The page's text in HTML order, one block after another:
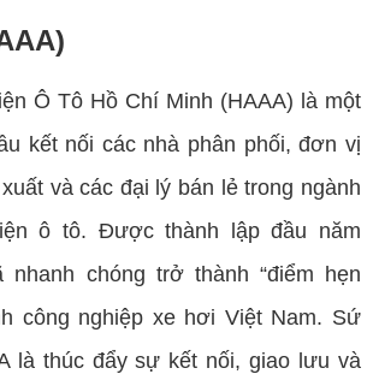
Ô Tô Hồ Chí Minh (HAAA) là một
kết nối các nhà phân phối, đơn vị
và các đại lý bán lẻ trong ngành
ô tô. Được thành lập đầu năm
nhanh chóng trở thành “điểm hẹn
công nghiệp xe hơi Việt Nam. Sứ
là thúc đẩy sự kết nối, giao lưu và